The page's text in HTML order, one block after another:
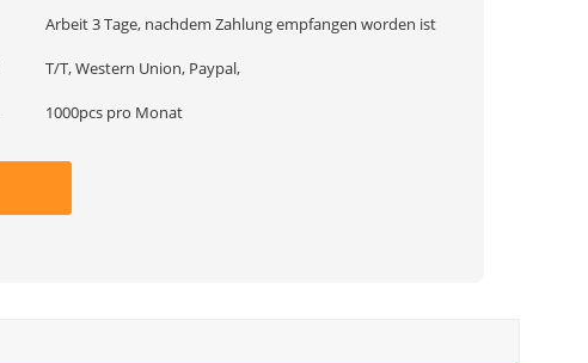
Arbeit 3 Tage, nachdem Zahlung empfangen worden ist
T/T, Western Union, Paypal,
1000pcs pro Monat